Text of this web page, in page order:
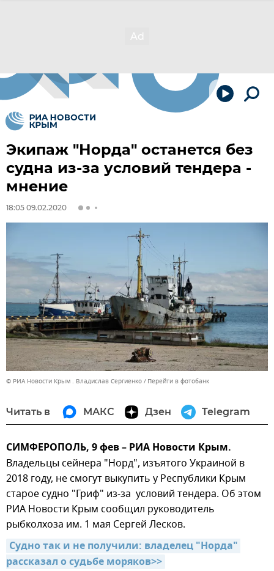
Экипаж "Норда" останется без
судна из-за условий тендера -
мнение
18:05 09.02.2020
© РИА Новости Крым . Владислав Сергиенко Перейти в фотобанк
Читать в МАКС Дзен Telegram
СИМФЕРОПОЛЬ, 9 фев – РИА Новости Крым.
Владельцы сейнера "Норд", изъятого Украиной в
2018 году, не смогут выкупить у Республики Крым
старое судно "Гриф" из-за условий тендера. Об этом
РИА Новости Крым сообщил руководитель
рыбколхоза им. 1 мая Сергей Лесков.
Судно так и не получили: владелец "Норда"
рассказал о судьбе моряков>>